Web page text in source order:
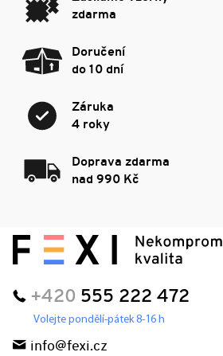
zdarma
Doručení
do 10 dní
Záruka
4 roky
Doprava zdarma
nad 990 Kč
+420 555 222 472
Volejte pondělí-pátek 8-16 h
info@fexi.cz